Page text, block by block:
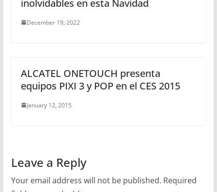
inolvidables en esta Navidad
December 19, 2022
ALCATEL ONETOUCH presenta
equipos PIXI 3 y POP en el CES 2015
January 12, 2015
Leave a Reply
Your email address will not be published. Required